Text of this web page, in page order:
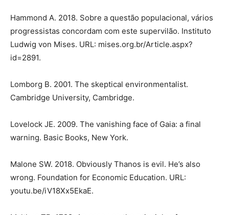
Hammond A. 2018. Sobre a questão populacional, vários
progressistas concordam com este supervilão. Instituto
Ludwig von Mises. URL: mises.org.br/Article.aspx?
id=2891.
Lomborg B. 2001. The skeptical environmentalist.
Cambridge University, Cambridge.
Lovelock JE. 2009. The vanishing face of Gaia: a final
warning. Basic Books, New York.
Malone SW. 2018. Obviously Thanos is evil. He’s also
wrong. Foundation for Economic Education. URL:
youtu.be/iV18Xx5EkaE.